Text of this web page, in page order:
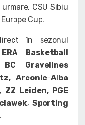
CSU Sibiu
Cup.
în sezonul
Basketball
Gravelines
Arconic-Alba
ZZ Leiden, PGE
Sporting